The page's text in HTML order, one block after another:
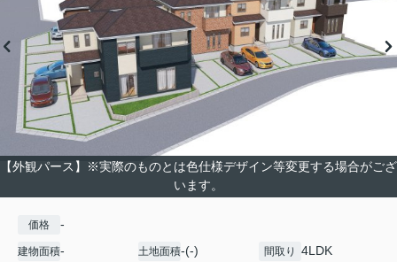
【外観パース】※実際のものとは色仕様デザイン等変更する場合がござ
います。
価格 -
建物面積- 土地面積-(-) 間取り 4LDK